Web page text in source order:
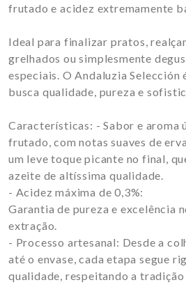
frutado e acidez extremamente
Ideal para finalizar pratos,
grelhados ou simplesmente
especiais. O Andaluzia Selección
busca qualidade, pureza e
Características: - Sabor e aroma
frutado, com notas suaves de
um leve toque picante no final,
azeite de altíssima qualidade.
- Acidez máxima de 0,3%:
Garantia de pureza e excelência
extração.
- Processo artesanal: Desde a
até o envase, cada etapa segue
qualidade, respeitando a tradição